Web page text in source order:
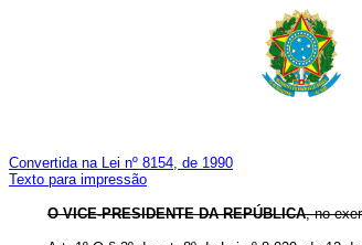
Convertida na Lei nº 8154, de 1990
Texto para impressão
O VICE-PRESIDENTE DA REPÚBLICA, no